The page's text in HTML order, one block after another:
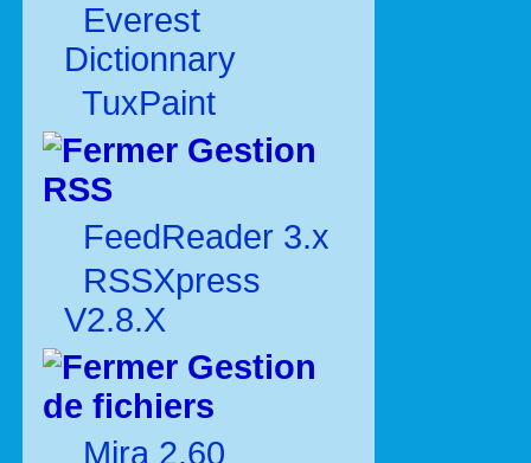
Everest
Dictionnary
TuxPaint
Gestion
RSS
FeedReader 3.x
RSSXpress
V2.8.X
Gestion
de fichiers
Mira 2.60